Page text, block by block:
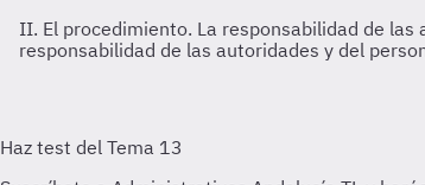
II. El procedimiento. La responsabilidad de
responsabilidad de las autoridades y del